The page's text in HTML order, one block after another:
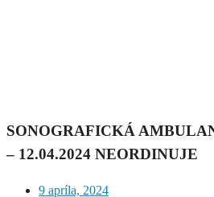
SONOGRAFICKÁ
– 12.04.2024 NEORDINUJE
9 apríla, 2024